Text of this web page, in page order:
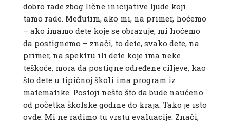
dobro rade zbog lične inicijative ljude koji
tamo rade. Međutim, ako mi, na primer, hoćemo
– ako imamo dete koje se obrazuje, mi hoćemo
da postignemo – znači, to dete, svako dete, na
primer, na spektru ili dete koje ima neke
teškoće, mora da postigne određene ciljeve, kao
što dete u tipičnoj školi ima program iz
matematike. Postoji nešto što da bude naučeno
od početka školske godine do kraja. Tako je isto
ovde. Mi ne radimo tu vrstu evaluacije. Znači,